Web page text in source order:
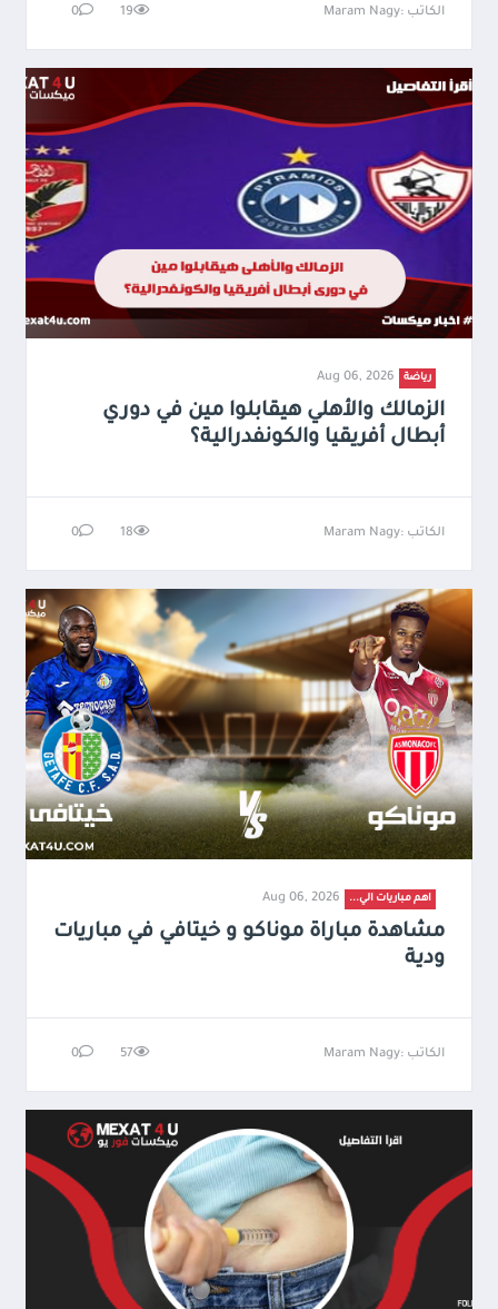
الكاتب :Maram Nagy 19
0
رياضة Aug 06, 2026
الزمالك والأهلي هيقابلوا مين في دوري
أبطال أفريقيا والكونفدرالية؟
الكاتب :Maram Nagy 18
0
اهم مباريات الي... Aug 06, 2026
مشاهدة مباراة موناكو و خيتافي في مباريات
ودية
الكاتب :Maram Nagy 57
0